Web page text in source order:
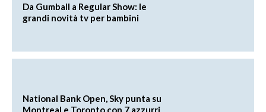
Da Gumball a Regular Show: le
grandi novità tv per bambini
National Bank Open, Sky punta su
Montreal e Toronto con 7 azzurri